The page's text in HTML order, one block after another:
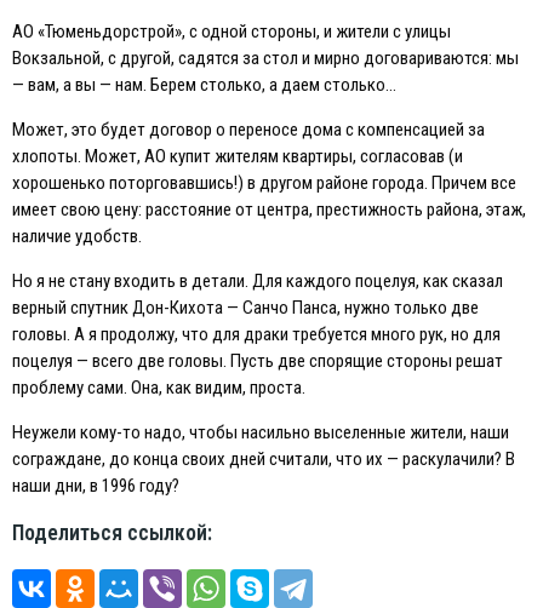
АО «Тюменьдорстрой», с одной стороны, и жители с улицы
Вокзальной, с другой, садятся за стол и мирно договариваются: мы
— вам, а вы — нам. Берем столько, а даем столько…
Может, это будет договор о переносе дома с компенсацией за
хлопоты. Может, АО купит жителям квартиры, согласовав (и
хорошенько поторговавшись!) в другом районе города. Причем все
имеет свою цену: расстояние от центра, престижность района, этаж,
наличие удобств.
Но я не стану входить в детали. Для каждого поцелуя, как сказал
верный спутник Дон-Кихота — Санчо Панса, нужно только две
головы. А я продолжу, что для драки требуется много рук, но для
поцелуя — всего две головы. Пусть две спорящие стороны решат
проблему сами. Она, как видим, проста.
Неужели кому-то надо, чтобы насильно выселенные жители, наши
сограждане, до конца своих дней считали, что их — раскулачили? В
наши дни, в 1996 году?
Поделиться ссылкой: